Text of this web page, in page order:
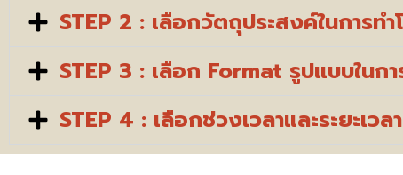
STEP 2 : เลือกวัตถุประสงค์ในการท
STEP 3 : เลือก Format รูปแบบในก
STEP 4 : เลือกช่วงเวลาและระยะเ